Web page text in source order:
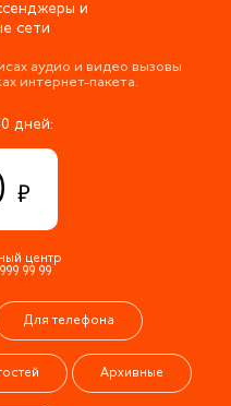
Для телефона
Архивные
и
сети
аудио и видео вызовы
интернет-пакета.
дней:
центр
99 99